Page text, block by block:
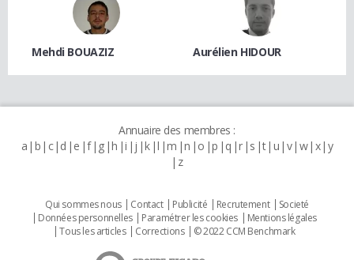
Mehdi BOUAZIZ Aurélien HIDOUR
Annuaire des membres :
a b c d e f g h i j k l m n o p q r s t u v w x y
z
Qui sommes nous Contact Publicité Recrutement
Societé
Données personnelles
Paramétrer les cookies
Mentions légales
Tous les articles
Corrections © 2022 CCM Benchmark